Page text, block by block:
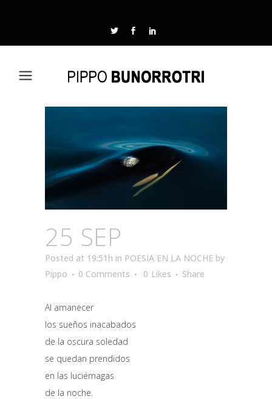
25 SEP
Posted at 19:51h in POESIA EN LA NOCHE by
Pippo
0 Comments 0 Likes Share
Al amanecer
los sueños inacabados
de la oscura soledad
se quedan prendidos
en las luciérnagas
de la noche.